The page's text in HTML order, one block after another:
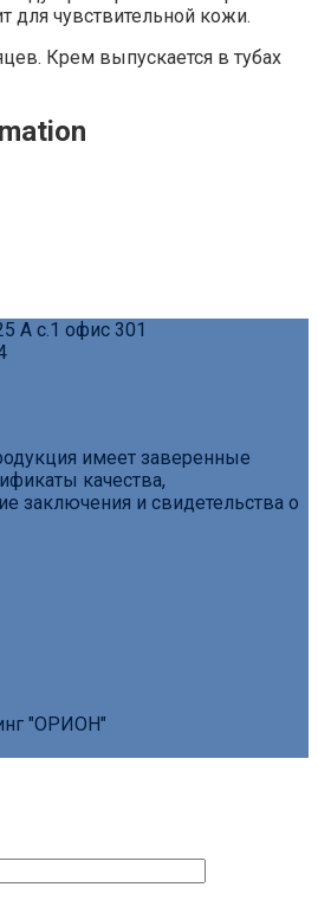
для чувствительной кожи.
Крем выпускается в тубах
А с.1 офис 301
имеет заверенные
качества,
заключения и свидетельства о
"ОРИОН"